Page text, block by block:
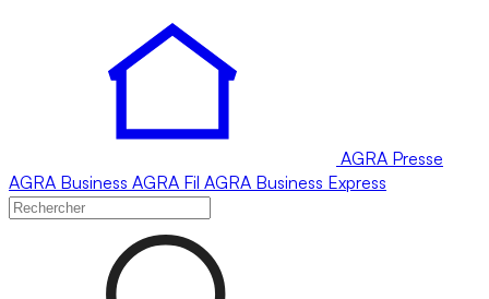
AGRA Presse
AGRA Business AGRA Fil AGRA Business Express